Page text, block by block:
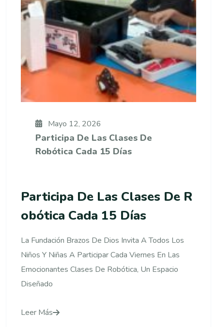
Mayo 12, 2026
Participa De Las Clases De
Robótica Cada 15 Días
Participa De Las Clases De R
Obótica Cada 15 Días
La Fundación Brazos De Dios Invita A Todos Los
Niños Y Niñas A Participar Cada Viernes En Las
Emocionantes Clases De Robótica, Un Espacio
Diseñado
Leer Más